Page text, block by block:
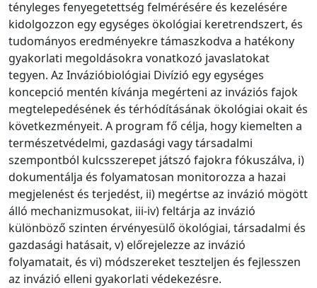
tényleges fenyegetettség felmérésére és kezelésére
kidolgozzon egy egységes ökológiai keretrendszert, és
tudományos eredményekre támaszkodva a hatékony
gyakorlati megoldásokra vonatkozó javaslatokat
tegyen. Az Invázióbiológiai Divízió egy egységes
koncepció mentén kívánja megérteni az inváziós fajok
megtelepedésének és térhódításának ökológiai okait és
következményeit. A program fő célja, hogy kiemelten a
természetvédelmi, gazdasági vagy társadalmi
szempontból kulcsszerepet játszó fajokra fókuszálva, i)
dokumentálja és folyamatosan monitorozza a hazai
megjelenést és terjedést, ii) megértse az invázió mögött
álló mechanizmusokat, iii-iv) feltárja az invázió
különböző szinten érvényesülő ökológiai, társadalmi és
gazdasági hatásait, v) előrejelezze az invázió
folyamatait, és vi) módszereket teszteljen és fejlesszen
az invázió elleni gyakorlati védekezésre.